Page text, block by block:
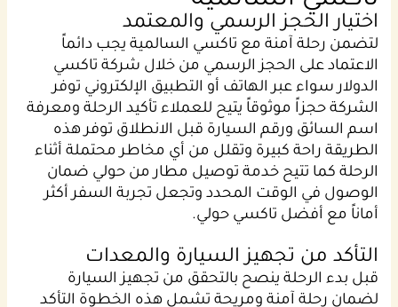
اختيار الحجز الرسمي والمعتمد
لتضمن رحلة آمنة مع تاكسي السالمية يجب دائماً
الاعتماد على الحجز الرسمي من خلال شركة تاكسي
الدولار سواء عبر الهاتف أو التطبيق الإلكتروني توفر
الشركة حجزاً موثوقاً يتيح للعملاء تأكيد الرحلة ومعرفة
اسم السائق ورقم السيارة قبل الانطلاق توفر هذه
الطريقة راحة كبيرة وتقلل من أي مخاطر محتملة أثناء
الرحلة كما تتيح خدمة توصيل مطار من حولي ضمان
الوصول في الوقت المحدد وتجعل تجربة السفر أكثر
أماناً مع أفضل تاكسي حولي.
التأكد من تجهيز السيارة والمعدات
قبل بدء الرحلة ينصح بالتحقق من تجهيز السيارة
لضمان رحلة آمنة ومريحة تشمل هذه الخطوة التأكد